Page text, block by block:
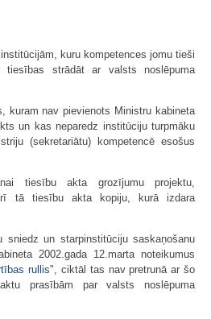
kuru kompetences jomu tieši
strādāt ar valsts noslēpuma
kuram nav pievienots Ministru kabineta
un kas neparedz institūciju turpmāku
(sekretariātu) kompetencē esošus
tiesību akta grozījumu projektu,
tā tiesību akta kopiju, kurā izdara
sniedz un starpinstitūciju saskaņošanu
2002.gada 12.marta noteikumus
rullis", ciktāl tas nav pretrunā ar šo
prasībām par valsts noslēpuma